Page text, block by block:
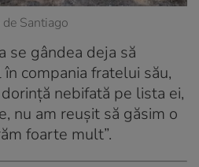
Santiago
se gândea deja să
compania fratelui său,
nebifată pe lista ei,
nu am reușit să găsim o
foarte mult”.